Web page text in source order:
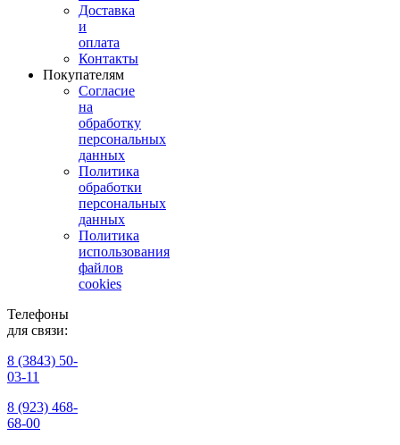
Доставка
и
оплата
Контакты
Покупателям
Согласие
на
обработку
персональных
данных
Политика
обработки
персональных
данных
Политика
использования
файлов
cookies
Телефоны
для связи:
8 (3843) 50-
03-11
8 (923) 468-
68-00